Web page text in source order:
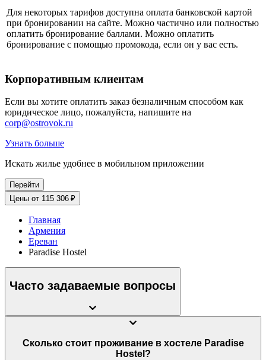
Для некоторых тарифов доступна оплата банковской картой
при бронировании на сайте. Можно частично или полностью
оплатить бронирование баллами. Можно оплатить
бронирование с помощью промокода, если он у вас есть.
Корпоративным клиентам
Если вы хотите оплатить заказ безналичным способом как
юридическое лицо, пожалуйста, напишите на
corp@ostrovok.ru
Узнать больше
Искать жилье удобнее в мобильном приложении
Перейти
Цены от 115 306 ₽
Главная
Армения
Ереван
Paradise Hostel
Часто задаваемые вопросы
Сколько стоит проживание в хостеле Paradise
Hostel?